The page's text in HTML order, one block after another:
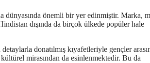
dünyasında önemli bir yer edinmiştir. Marka,
dışında da birçok ülkede popüler hale
donatılmış kıyafetleriyle gençler
mirasından da esinlenmektedir. Bu da